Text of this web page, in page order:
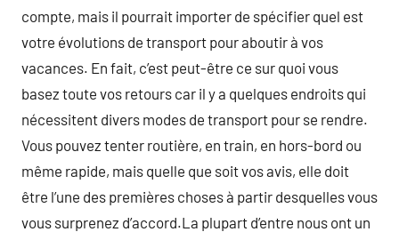
compte, mais il pourrait importer de spécifier quel est
votre évolutions de transport pour aboutir à vos
vacances. En fait, c’est peut-être ce sur quoi vous
basez toute vos retours car il y a quelques endroits qui
nécessitent divers modes de transport pour se rendre.
Vous pouvez tenter routière, en train, en hors-bord ou
même rapide, mais quelle que soit vos avis, elle doit
être l’une des premières choses à partir desquelles vous
vous surprenez d’accord.La plupart d’entre nous ont un